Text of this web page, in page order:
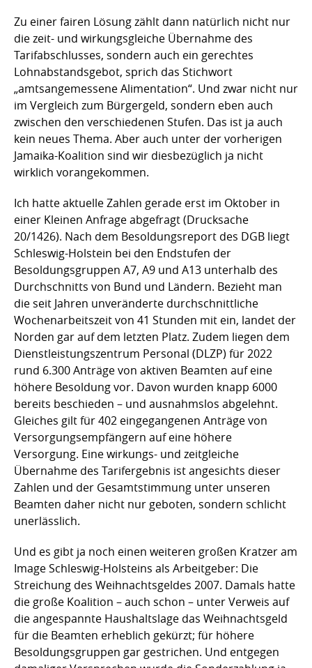
Zu einer fairen Lösung zählt dann natürlich nicht nur
die zeit- und wirkungsgleiche Übernahme des
Tarifabschlusses, sondern auch ein gerechtes
Lohnabstandsgebot, sprich das Stichwort
„amtsangemessene Alimentation“. Und zwar nicht nur
im Vergleich zum Bürgergeld, sondern eben auch
zwischen den verschiedenen Stufen. Das ist ja auch
kein neues Thema. Aber auch unter der vorherigen
Jamaika-Koalition sind wir diesbezüglich ja nicht
wirklich vorangekommen.
Ich hatte aktuelle Zahlen gerade erst im Oktober in
einer Kleinen Anfrage abgefragt (Drucksache
20/1426). Nach dem Besoldungsreport des DGB liegt
Schleswig-Holstein bei den Endstufen der
Besoldungsgruppen A7, A9 und A13 unterhalb des
Durchschnitts von Bund und Ländern. Bezieht man
die seit Jahren unveränderte durchschnittliche
Wochenarbeitszeit von 41 Stunden mit ein, landet der
Norden gar auf dem letzten Platz. Zudem liegen dem
Dienstleistungszentrum Personal (DLZP) für 2022
rund 6.300 Anträge von aktiven Beamten auf eine
höhere Besoldung vor. Davon wurden knapp 6000
bereits beschieden – und ausnahmslos abgelehnt.
Gleiches gilt für 402 eingegangenen Anträge von
Versorgungsempfängern auf eine höhere
Versorgung. Eine wirkungs- und zeitgleiche
Übernahme des Tarifergebnis ist angesichts dieser
Zahlen und der Gesamtstimmung unter unseren
Beamten daher nicht nur geboten, sondern schlicht
unerlässlich.
Und es gibt ja noch einen weiteren großen Kratzer am
Image Schleswig-Holsteins als Arbeitgeber: Die
Streichung des Weihnachtsgeldes 2007. Damals hatte
die große Koalition – auch schon – unter Verweis auf
die angespannte Haushaltslage das Weihnachtsgeld
für die Beamten erheblich gekürzt; für höhere
Besoldungsgruppen gar gestrichen. Und entgegen